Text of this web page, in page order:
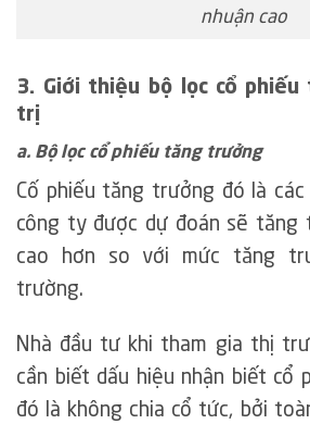
nhuận cao
3. Giới thiệu bộ lọc cổ
trị
a. Bộ lọc cổ phiếu tăng trưởng
Cố phiếu tăng trưởng đó là
công ty được dự đoán sẽ tăng
cao hơn so với mức tăng
trường.
Nhà đầu tư khi tham gia thị
cần biết dấu hiệu nhận biết cổ
đó là không chia cổ tức, bởi